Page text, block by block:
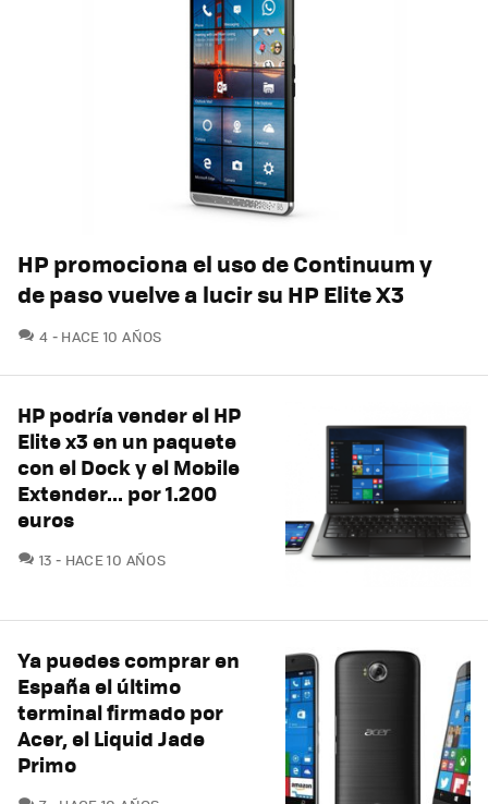
HP promociona el uso de Continuum y
de paso vuelve a lucir su HP Elite X3
4 COMENTARIOS
HACE 10 AÑOS
HP podría vender el HP
Elite x3 en un paquete
con el Dock y el Mobile
Extender... por 1.200
euros
13 COMENTARIOS
HACE 10 AÑOS
Ya puedes comprar en
España el último
terminal firmado por
Acer, el Liquid Jade
Primo